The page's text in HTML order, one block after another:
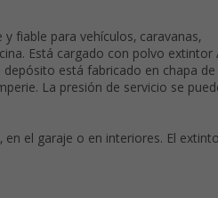
fiable para vehículos, caravanas,
Está cargado con polvo extintor
depósito está fabricado en chapa
La presión de servicio se
el garaje o en interiores. El